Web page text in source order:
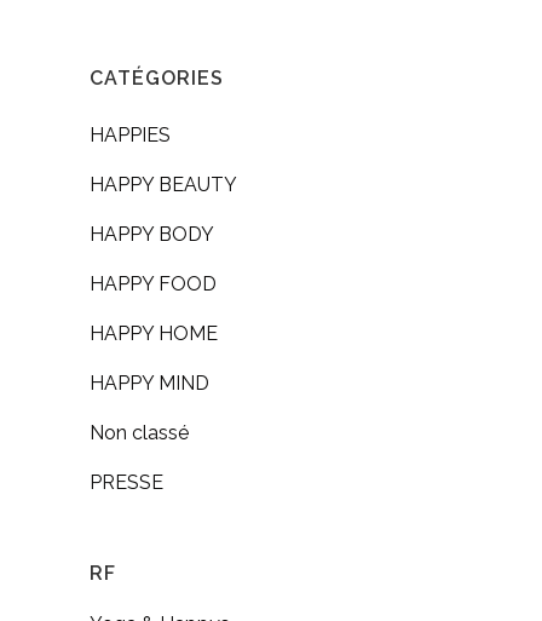
CATÉGORIES
HAPPIES
HAPPY BEAUTY
HAPPY BODY
HAPPY FOOD
HAPPY HOME
HAPPY MIND
Non classé
PRESSE
RF